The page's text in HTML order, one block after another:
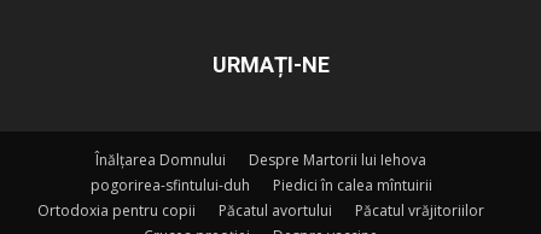
URMAȚI-NE
Înălțarea Domnului
Despre Martorii lui Iehova
pogorirea-sfintului-duh
Piedici în calea mîntuirii
Ortodoxia pentru copii
Păcatul avortului
Păcatul vrăjitoriilor